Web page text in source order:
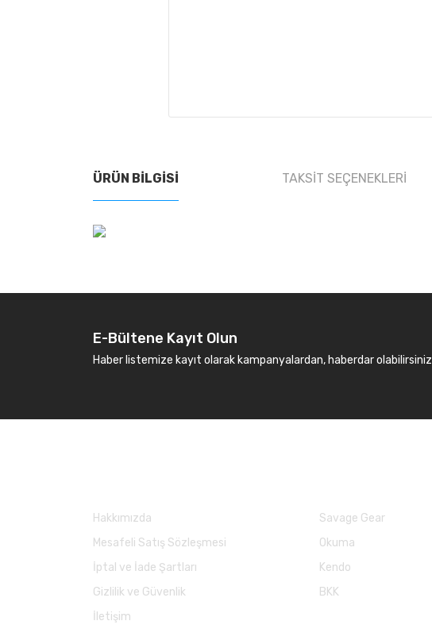
ÜRÜN BILGISI TAKSIT SEÇENEKLERI
E-Bültene Kayıt Olun
Haber listemize kayıt olarak kampanyalardan, haberdar
Hakkımızda
Mesafeli Satış Sözleşmesi
İptal ve İade Şartları
Gizlilik ve Güvenlik
İletişim
Savage Gear
Okuma
Kendo
BKK